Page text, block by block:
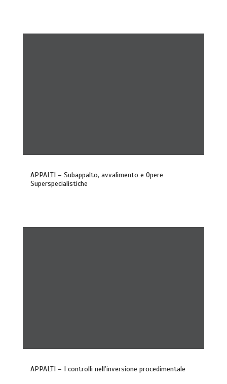
APPALTI – Subappalto, avvalimento e Opere
Superspecialistiche
APPALTI – I controlli nell’inversione procedimentale